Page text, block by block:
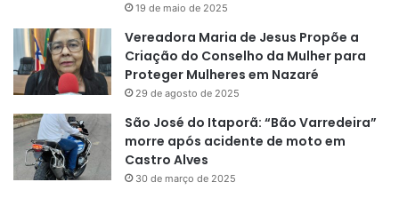
19 de maio de 2025
Vereadora Maria de Jesus Propõe a
Criação do Conselho da Mulher para
Proteger Mulheres em Nazaré
29 de agosto de 2025
São José do Itaporã: “Bão Varredeira”
morre após acidente de moto em
Castro Alves
30 de março de 2025